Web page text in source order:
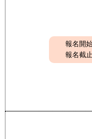
報名開
報名截